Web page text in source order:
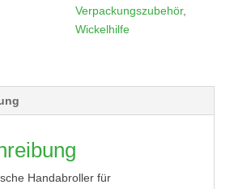
Verpackungszubehör,
Wickelhilfe
Handabroller für